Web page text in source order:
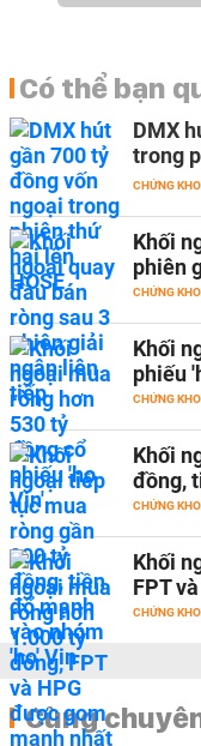
Có thể bạn
DMX
trong
CHỨNG
Khối
phiên
CHỨNG
Khối
phiếu
CHỨNG
Khối
đồng,
CHỨNG
Khối
FPT
CHỨNG
Cùng